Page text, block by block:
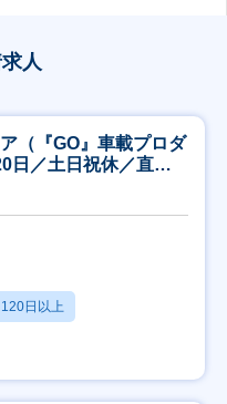
人
（『GO』車載プロダ
日／土日祝休／直行
日以上